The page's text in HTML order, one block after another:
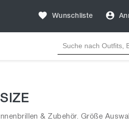
Wunschliste
& Zubehör. Größe